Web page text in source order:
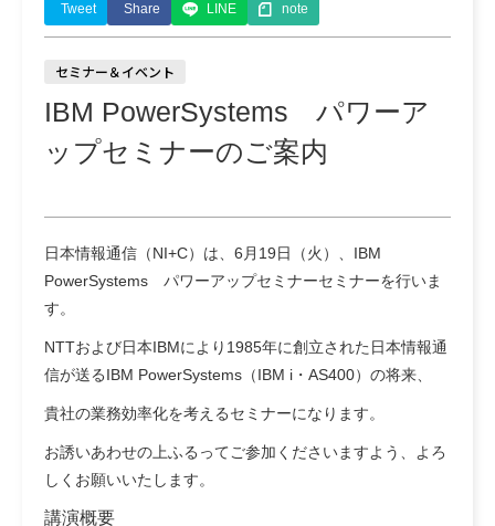
Tweet Share LINE note
セミナー＆イベント
IBM PowerSystems パワーア
ップセミナーのご案内
日本情報通信（NI+C）は、6月19日（火）、IBM
PowerSystems パワーアップセミナーセミナーを行いま
す。
NTTおよび日本IBMにより1985年に創立された日本情報通
信が送るIBM PowerSystems（IBM i・AS400）の将来、
貴社の業務効率化を考えるセミナーになります。
お誘いあわせの上ふるってご参加くださいますよう、よろ
しくお願いいたします。
講演概要